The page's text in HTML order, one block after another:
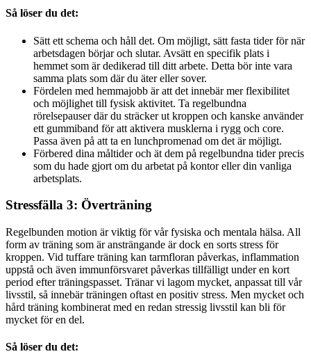
Så löser du det:
Sätt ett schema och håll det. Om möjligt, sätt fasta tider för när
arbetsdagen börjar och slutar. Avsätt en specifik plats i
hemmet som är dedikerad till ditt arbete. Detta bör inte vara
samma plats som där du äter eller sover.
Fördelen med hemmajobb är att det innebär mer flexibilitet
och möjlighet till fysisk aktivitet. Ta regelbundna
rörelsepauser där du sträcker ut kroppen och kanske använder
ett gummiband för att aktivera musklerna i rygg och core.
Passa även på att ta en lunchpromenad om det är möjligt.
Förbered dina måltider och ät dem på regelbundna tider precis
som du hade gjort om du arbetat på kontor eller din vanliga
arbetsplats.
Stressfälla 3: Överträning
Regelbunden motion är viktig för vår fysiska och mentala hälsa. All
form av träning som är ansträngande är dock en sorts stress för
kroppen. Vid tuffare träning kan tarmfloran påverkas, inflammation
uppstå och även immunförsvaret påverkas tillfälligt under en kort
period efter träningspasset. Tränar vi lagom mycket, anpassat till vår
livsstil, så innebär träningen oftast en positiv stress. Men mycket och
hård träning kombinerat med en redan stressig livsstil kan bli för
mycket för en del.
Så löser du det: